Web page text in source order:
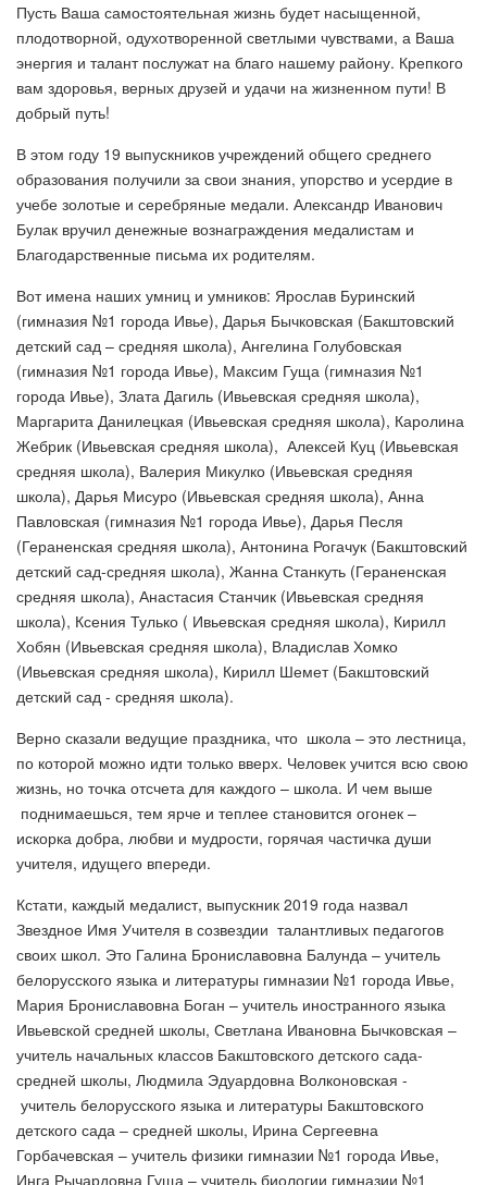
Пусть Ваша самостоятельная жизнь будет насыщенной,
плодотворной, одухотворенной светлыми чувствами, а Ваша
энергия и талант послужат на благо нашему району. Крепкого
вам здоровья, верных друзей и удачи на жизненном пути! В
добрый путь!
В этом году 19 выпускников учреждений общего среднего
образования получили за свои знания, упорство и усердие в
учебе золотые и серебряные медали. Александр Иванович
Булак вручил денежные вознаграждения медалистам и
Благодарственные письма их родителям.
Вот имена наших умниц и умников: Ярослав Буринский
(гимназия №1 города Ивье), Дарья Бычковская (Бакштовский
детский сад – средняя школа), Ангелина Голубовская
(гимназия №1 города Ивье), Максим Гуща (гимназия №1
города Ивье), Злата Дагиль (Ивьевская средняя школа),
Маргарита Данилецкая (Ивьевская средняя школа), Каролина
Жебрик (Ивьевская средняя школа), Алексей Куц (Ивьевская
средняя школа), Валерия Микулко (Ивьевская средняя
школа), Дарья Мисуро (Ивьевская средняя школа), Анна
Павловская (гимназия №1 города Ивье), Дарья Песля
(Гераненская средняя школа), Антонина Рогачук (Бакштовский
детский сад-средняя школа), Жанна Станкуть (Гераненская
средняя школа), Анастасия Станчик (Ивьевская средняя
школа), Ксения Тулько ( Ивьевская средняя школа), Кирилл
Хобян (Ивьевская средняя школа), Владислав Хомко
(Ивьевская средняя школа), Кирилл Шемет (Бакштовский
детский сад - средняя школа).
Верно сказали ведущие праздника, что школа – это лестница,
по которой можно идти только вверх. Человек учится всю свою
жизнь, но точка отсчета для каждого – школа. И чем выше
поднимаешься, тем ярче и теплее становится огонек –
искорка добра, любви и мудрости, горячая частичка души
учителя, идущего впереди.
Кстати, каждый медалист, выпускник 2019 года назвал
Звездное Имя Учителя в созвездии талантливых педагогов
своих школ. Это Галина Брониславовна Балунда – учитель
белорусского языка и литературы гимназии №1 города Ивье,
Мария Брониславовна Боган – учитель иностранного языка
Ивьевской средней школы, Светлана Ивановна Бычковская –
учитель начальных классов Бакштовского детского сада-
средней школы, Людмила Эдуардовна Волконовская -
учитель белорусского языка и литературы Бакштовского
детского сада – средней школы, Ирина Сергеевна
Горбачевская – учитель физики гимназии №1 города Ивье,
Инга Рычардовна Гуща – учитель биологии гимназии №1